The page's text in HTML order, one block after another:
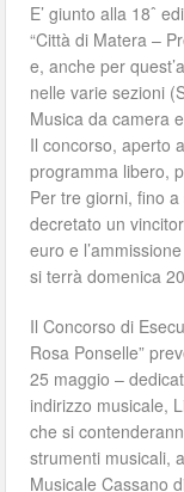
E’ giunto alla 18ˆ
“Città di Matera –
e, anche per
nelle varie sezioni
Musica da camera
Il concorso, aperto
programma libero,
Per tre giorni, fino
decretato un
euro e
si terrà domenica
Il Concorso di
Rosa Ponselle”
25 maggio –
indirizzo musicale,
che si
strumenti musicali,
Musicale Cassano